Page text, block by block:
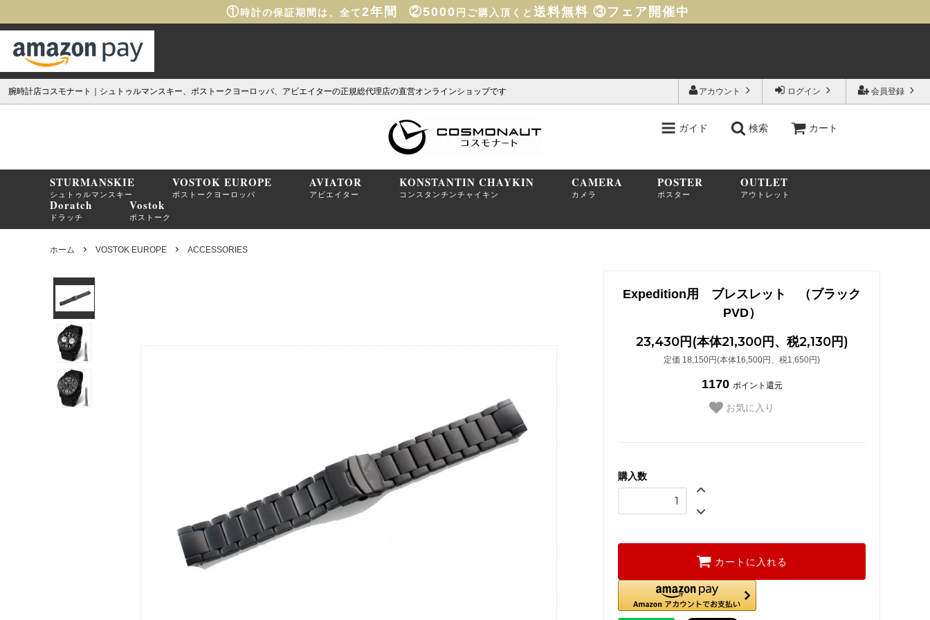
① 時計の保証期間は、全て2年間 ②5000 円ご購入頂くと 送料無料 ③フェア開催中
会員登録
ログイン
アカウント
腕時計店コスモナート｜シュトゥルマンスキー、ボストークヨーロッパ、アビエイターの正規総代理店の直営オンラインショップです
ガイド 検索 カート
STURMANSKIE
シュトゥルマンスキー
VOSTOK EUROPE
ボストークヨーロッパ
AVIATOR
アビエイター
KONSTANTIN CHAYKIN
コンスタンチンチャイキン
CAMERA
カメラ
POSTER
ポスター
OUTLET
アウトレット
Doratch
ドラッチ
Vostok
ボストーク
ホーム VOSTOK EUROPE ACCESSORIES
Expedition用 ブレスレット （ブラック
PVD）
23,430円(本体21,300円、税2,130円)
定価 18,150円(本体16,500円、税1,650円)
1170 ポイント還元
お気に入り
購入数
カートに入れる